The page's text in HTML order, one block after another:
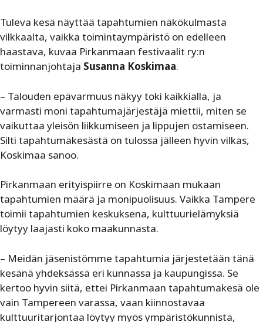
Tuleva kesä näyttää tapahtumien näkökulmasta
vilkkaalta, vaikka toimintaympäristö on edelleen
haastava, kuvaa Pirkanmaan festivaalit ry:n
toiminnanjohtaja Susanna Koskimaa.
– Talouden epävarmuus näkyy toki kaikkialla, ja
varmasti moni tapahtumajärjestäjä miettii, miten se
vaikuttaa yleisön liikkumiseen ja lippujen ostamiseen.
Silti tapahtumakesästä on tulossa jälleen hyvin vilkas,
Koskimaa sanoo.
Pirkanmaan erityispiirre on Koskimaan mukaan
tapahtumien määrä ja monipuolisuus. Vaikka Tampere
toimii tapahtumien keskuksena, kulttuurielämyksiä
löytyy laajasti koko maakunnasta.
– Meidän jäsenistömme tapahtumia järjestetään tänä
kesänä yhdeksässä eri kunnassa ja kaupungissa. Se
kertoo hyvin siitä, ettei Pirkanmaan tapahtumakesä ole
vain Tampereen varassa, vaan kiinnostavaa
kulttuuritarjontaa löytyy myös ympäristökunnista,